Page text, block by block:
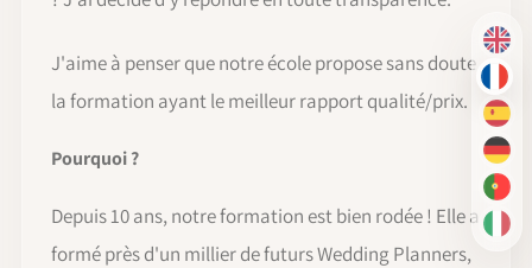
EN
FR
ES
DE
PT-
IT
J'aime à penser que notre école propose sans doute
la formation ayant le meilleur rapport qualité/prix.
Pourquoi ?
Depuis 10 ans, notre formation est bien rodée ! Elle a
formé près d'un millier de futurs Wedding Planners,